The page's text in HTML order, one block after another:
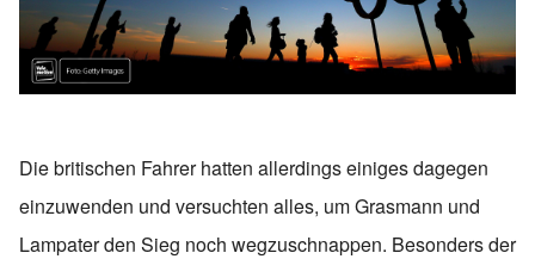
Die britischen Fahrer hatten allerdings einiges dagegen
einzuwenden und versuchten alles, um Grasmann und
Lampater den Sieg noch wegzuschnappen. Besonders der